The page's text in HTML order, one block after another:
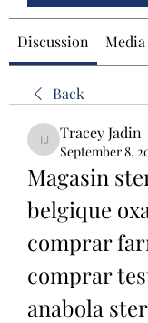
Discussion Media
Back
Tracey Jadin
Tracey Jadin
September 8,
Magasin
belgique
comprar
comprar
anabola